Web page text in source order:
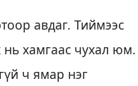
авдаг. Тиймээс
нь хамгаас чухал юм.
ч ямар нэг